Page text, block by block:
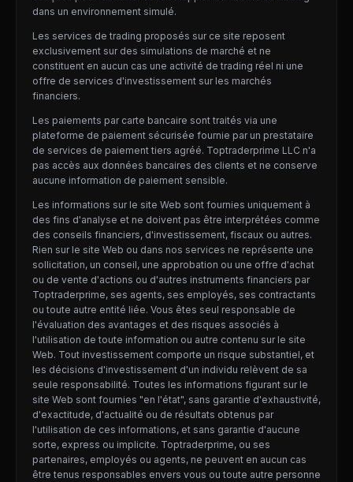
dans un environnement simulé.
Les services de trading proposés sur ce site reposent
exclusivement sur des simulations de marché et ne
constituent en aucun cas une activité de trading réel ni une
offre de services d'investissement sur les marchés
financiers.
Les paiements par carte bancaire sont traités via une
plateforme de paiement sécurisée fournie par un prestataire
de services de paiement tiers agréé. Toptraderprime LLC n'a
pas accès aux données bancaires des clients et ne conserve
aucune information de paiement sensible.
Les informations sur le site Web sont fournies uniquement à
des fins d'analyse et ne doivent pas être interprétées comme
des conseils financiers, d'investissement, fiscaux ou autres.
Rien sur le site Web ou dans nos services ne représente une
sollicitation, un conseil, une approbation ou une offre d'achat
ou de vente d'actions ou d'autres instruments financiers par
Toptraderprime, ses agents, ses employés, ses contractants
ou toute autre entité liée. Vous êtes seul responsable de
l'évaluation des avantages et des risques associés à
l'utilisation de toute information ou autre contenu sur le site
Web. Tout investissement comporte un risque substantiel, et
les décisions d'investissement d'un individu relèvent de sa
seule responsabilité. Toutes les informations figurant sur le
site Web sont fournies "en l'état", sans garantie d'exhaustivité,
d'exactitude, d'actualité ou de résultats obtenus par
l'utilisation de ces informations, et sans garantie d'aucune
sorte, express ou implicite. Toptraderprime, ou ses
partenaires, employés ou agents, ne peuvent en aucun cas
être tenus responsables envers vous ou toute autre personne